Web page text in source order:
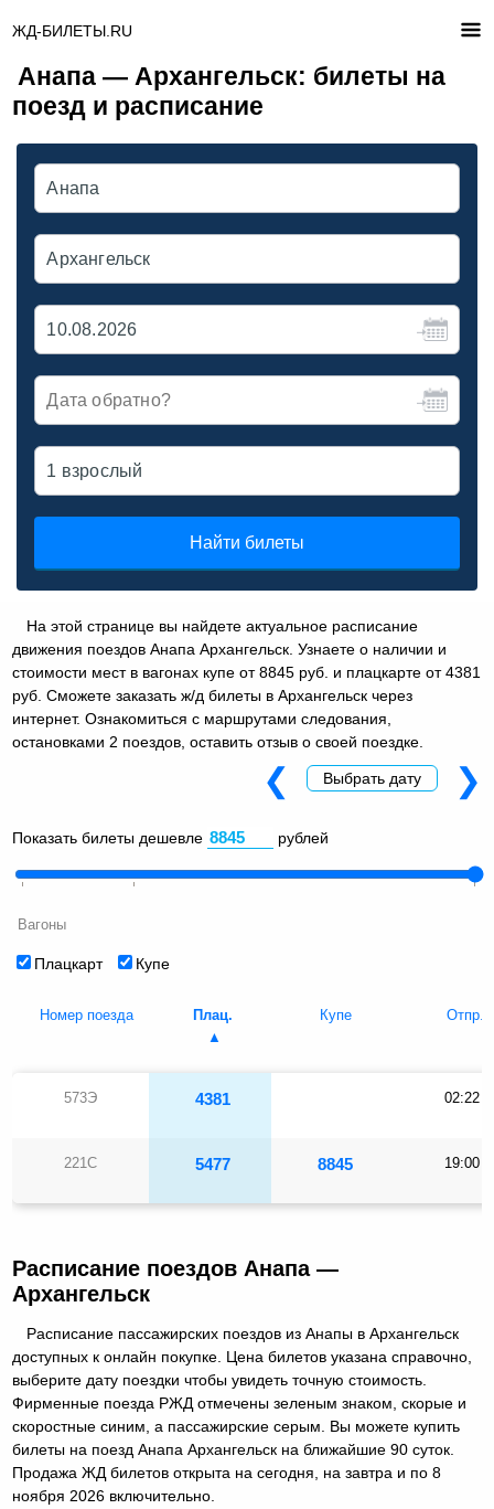
ЖД-БИЛЕТЫ.RU
Анапа — Архангельск: билеты на
поезд и расписание
Найти билеты
На этой странице вы найдете актуальное расписание
движения поездов Анапа Архангельск. Узнаете о наличии и
стоимости мест в вагонах купе от 8845 руб. и плацкарте от 4381
руб. Сможете заказать ж/д билеты в Архангельск через
интернет. Ознакомиться с маршрутами следования,
остановками 2 поездов, оставить отзыв о своей поездке.
Показать билеты дешевле рублей
Вагоны
Плацкарт Купе
❮ Выбрать дату ❯
Номер поезда Плац. Купе Отпр.
573Э 4381 02:22
221С 5477 8845 19:00
Расписание поездов Анапа —
Архангельск
Расписание пассажирских поездов из Анапы в Архангельск
доступных к онлайн покупке. Цена билетов указана справочно,
выберите дату поездки чтобы увидеть точную стоимость.
Фирменные поезда РЖД отмечены зеленым знаком, скорые и
скоростные синим, а пассажирские серым. Вы можете купить
билеты на поезд Анапа Архангельск на ближайшие 90 суток.
Продажа ЖД билетов открыта на сегодня, на завтра и по 8
ноября 2026 включительно.